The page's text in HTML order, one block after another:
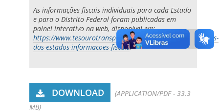
As informações fiscais individuais para cada Estado
e para o Distrito Federal foram publicadas em
painel interativo na web, disponível em:
https://www.tesourotransparente.gov.br/visualizacao/fichas-
dos-estados-informacoes-fiscais.
DOWNLOAD
(APPLICATION/PDF - 33.3
MB)